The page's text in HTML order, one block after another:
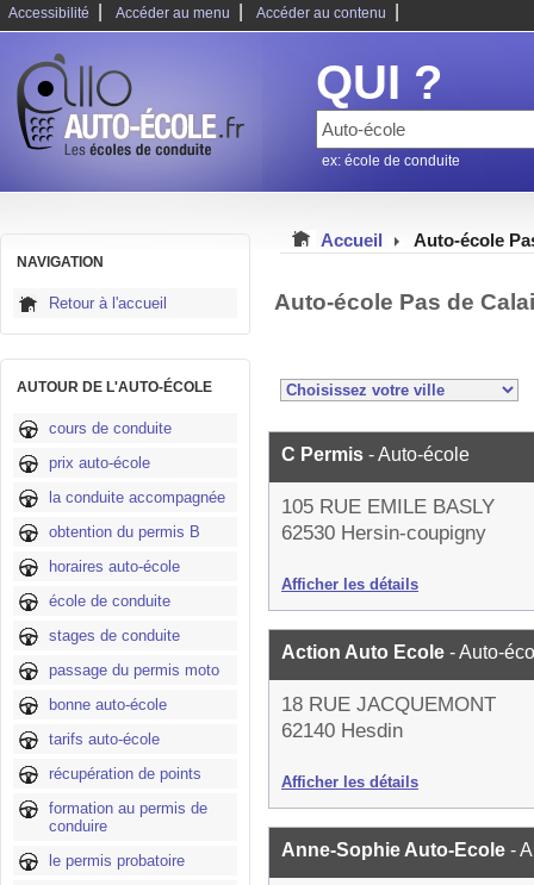
Accessibilité Accéder au menu Accéder au contenu
QUI ?
ex: école de conduite
NAVIGATION
Retour à l'accueil
AUTOUR DE L'AUTO-ÉCOLE
cours de conduite
prix auto-école
la conduite accompagnée
obtention du permis B
horaires auto-école
école de conduite
stages de conduite
passage du permis moto
bonne auto-école
tarifs auto-école
récupération de points
formation au permis de
conduire
le permis probatoire
Accueil Auto-école
Auto-école Pas de
C Permis - Auto-école
105 RUE EMILE BASLY
62530 Hersin-coupigny
Afficher les détails
Action Auto Ecole - Auto-
18 RUE JACQUEMONT
62140 Hesdin
Afficher les détails
Anne-Sophie Auto-Ecole -